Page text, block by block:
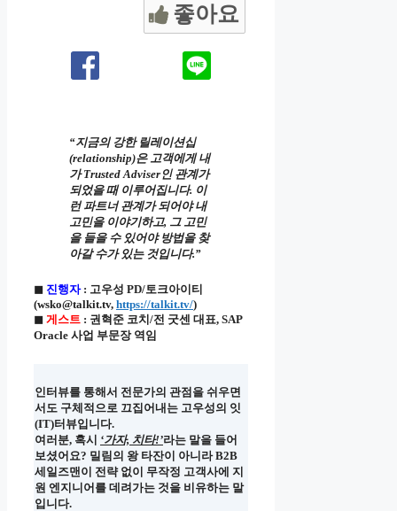
좋아요
“지금의 강한 릴레이션십
(relationship)은 고객에게 내
가 Trusted Adviser인 관계가
되었을 때 이루어집니다. 이
런 파트너 관계가 되어야 내
고민을 이야기하고, 그 고민
을 들을 수 있어야 방법을 찾
아갈 수가 있는 것입니다.”
◼ 진행자: 고우성 PD/토크아이티
(wsko@talkit.tv, https://talkit.tv/)
◼ 게스트 : 권혁준 코치/전 굿센 대표, SAP
Oracle 사업 부문장 역임
인터뷰를 통해서 전문가의 관점을 쉬우면
서도 구체적으로 끄집어내는 고우성의 잇
(IT)터뷰입니다.
여러분, 혹시 ‘가자, 치타!’라는 말을 들어
보셨어요? 밀림의 왕 타잔이 아니라 B2B
세일즈맨이 전략 없이 무작정 고객사에 지
원 엔지니어를 데려가는 것을 비유하는 말
입니다.